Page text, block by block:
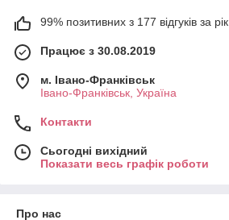
99% позитивних з 177 відгуків за рік
Працює з 30.08.2019
м. Івано-Франківськ
Івано-Франківськ, Україна
Контакти
Сьогодні вихідний
Показати весь графік роботи
Про нас